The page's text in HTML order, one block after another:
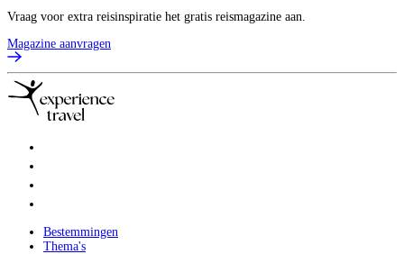
Vraag voor extra reisinspiratie het gratis reismagazine aan.
Magazine aanvragen
Bestemmingen
Thema's